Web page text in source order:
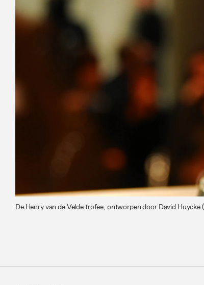
De Henry van de Velde trofee, ontworpen door David